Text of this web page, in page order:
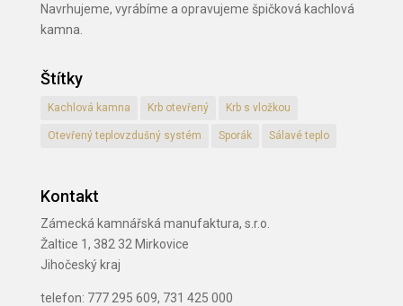
Navrhujeme, vyrábíme a opravujeme špičková kachlová
kamna.
Štítky
Kachlová kamna Krb otevřený Krb s vložkou
Otevřený teplovzdušný systém Sporák Sálavé teplo
Kontakt
Zámecká kamnářská manufaktura, s.r.o.
Žaltice 1, 382 32 Mirkovice
Jihočeský kraj
telefon: 777 295 609, 731 425 000